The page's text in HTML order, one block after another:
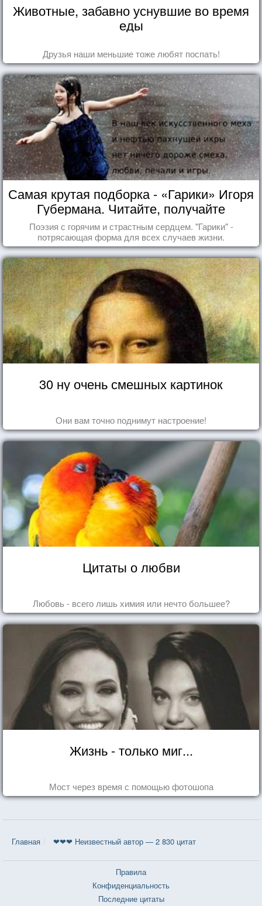
Животные, забавно уснувшие во время
еды
Друзья наши меньшие тоже любят поспать!
Самая крутая подборка - «Гарики» Игоря
Губермана. Читайте, получайте
удовольствие!
Поэзия с горячим и страстным сердцем. "Гарики" -
потрясающая форма для всех случаев жизни.
30 ну очень смешных картинок
Они вам точно поднимут настроение!
Цитаты о любви
Любовь - всего лишь химия или нечто большее?
Жизнь - только миг...
Мост через время с помощью фотошопа
Главная ❤❤❤ Неизвестный автор — 2 830 цитат
Правила
Конфиденциальность
Последние цитаты